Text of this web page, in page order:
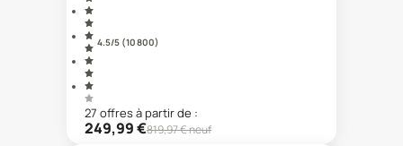
4.5/5 (10 800)
27 offresà partir de :
249,99€819,97€ neuf